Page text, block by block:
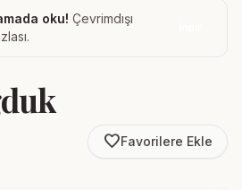
oku! Çevrimdışı
favorite_borderFavorilere Ekle